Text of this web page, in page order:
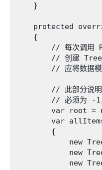
    }
protected
    {
// 每次调用
// 创建
// 应将数据
// 此部分说明
// 必须为 -1
var root =
var
        {
new
new
new